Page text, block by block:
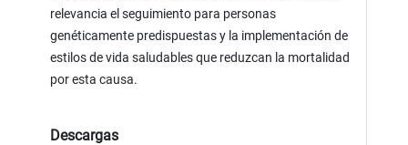
relevancia el seguimiento para personas
genéticamente predispuestas y la implementación de
estilos de vida saludables que reduzcan la mortalidad
por esta causa.
Descargas